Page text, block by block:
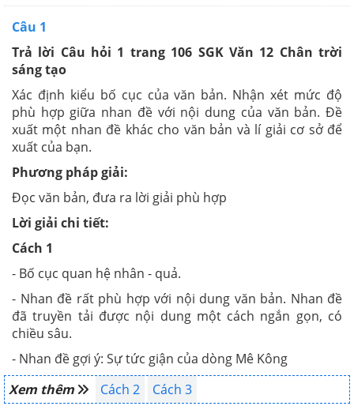
Câu 1
Trả lời Câu hỏi 1 trang 106 SGK Văn 12 Chân trời
sáng tạo
Xác định kiểu bố cục của văn bản. Nhận xét mức độ
phù hợp giữa nhan đề với nội dung của văn bản. Đề
xuất một nhan đề khác cho văn bản và lí giải cơ sở để
xuất của bạn.
Phương pháp giải:
Đọc văn bản, đưa ra lời giải phù hợp
Lời giải chi tiết:
Cách 1
- Bố cục quan hệ nhân - quả.
- Nhan đề rất phù hợp với nội dung văn bản. Nhan đề
đã truyền tải được nội dung một cách ngắn gọn, có
chiều sâu.
- Nhan đề gợi ý: Sự tức giận của dòng Mê Kông
Xem thêm
Cách 2 Cách 3